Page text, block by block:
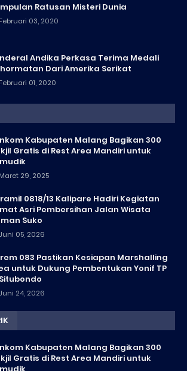
Ratusan Misteri Dunia
Februari 03, 2020
Andika Perkasa Terima Medali
Dari Amerika Serikat
Februari 01, 2020
Kabupaten Malang Bagikan 300
Gratis di Rest Area Mandiri untuk
Maret 29, 2025
0818/13 Kalipare Hadiri Kegiatan
Asri Pembersihan Jalan Wisata
Suko
Juni 05, 2026
083 Pastikan Kesiapan Marshalling
untuk Dukung Pembentukan Yonif TP
Juni 24, 2026
Kabupaten Malang Bagikan 300
Gratis di Rest Area Mandiri untuk